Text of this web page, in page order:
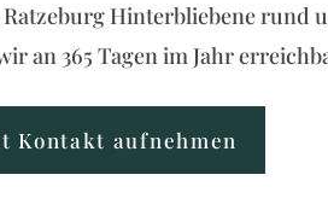
Hinterbliebene rund
an 365 Tagen im Jahr
Kontakt aufnehmen